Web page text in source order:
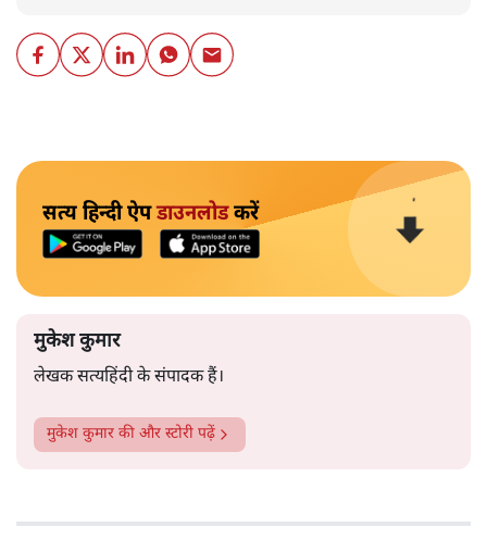
सत्य हिन्दी ऐपडाउनलोडकरें
मुकेश कुमार
लेखक सत्यहिंदी के संपादक हैं।
मुकेश कुमार की और स्टोरी पढ़ें